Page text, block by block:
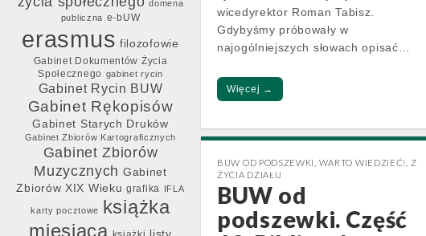
domena
publiczna e-bUW
erasmus filozofowie
Gabinet Dokumentów Życia
Społecznego gabinet rycin
Gabinet Rycin BUW
Gabinet Rękopisów
Gabinet Starych Druków
Gabinet Zbiorów Kartograficznych
Gabinet Zbiorów
Muzycznych Gabinet
Zbiorów XIX Wieku grafika IFLA
karty pocztowe książka
miesiąca
wicedyrektor Roman Tabisz.
Gdybyśmy próbowały w
najogólniejszych słowach opisać…
Więcej →
BUW OD PODSZEWKI WARTO WIEDZIEĆ!
Z
ŻYCIA DZIAŁU
BUW od
podszewki. Część